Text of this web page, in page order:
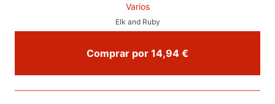
Varios
Elk and Ruby
Comprar por 14,94 €